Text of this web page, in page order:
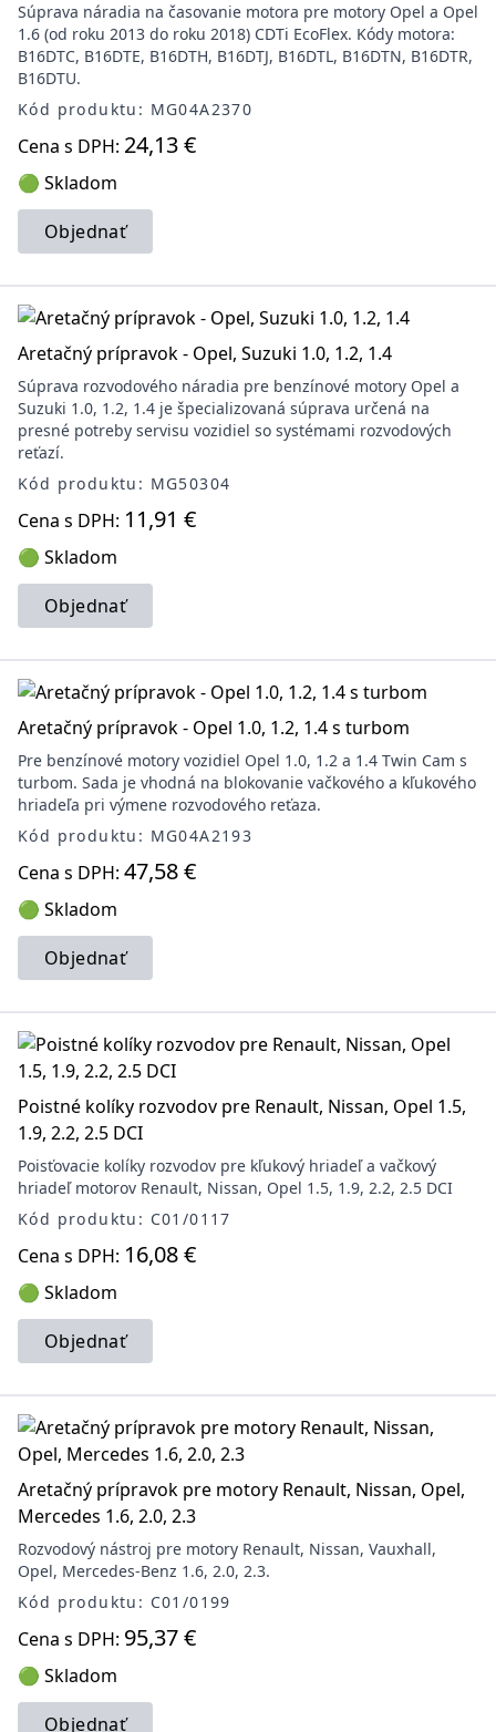
Súprava náradia na časovanie motora pre motory Opel a Opel
1.6 (od roku 2013 do roku 2018) CDTi EcoFlex. Kódy motora:
B16DTC, B16DTE, B16DTH, B16DTJ, B16DTL, B16DTN, B16DTR,
B16DTU.
Kód produktu: MG04A2370
Cena s DPH: 24,13 €
🟢 Skladom
Objednať
Aretačný prípravok - Opel, Suzuki 1.0, 1.2, 1.4
Súprava rozvodového náradia pre benzínové motory Opel a
Suzuki 1.0, 1.2, 1.4 je špecializovaná súprava určená na
presné potreby servisu vozidiel so systémami rozvodových
reťazí.
Kód produktu: MG50304
Cena s DPH: 11,91 €
🟢 Skladom
Objednať
Aretačný prípravok - Opel 1.0, 1.2, 1.4 s turbom
Pre benzínové motory vozidiel Opel 1.0, 1.2 a 1.4 Twin Cam s
turbom. Sada je vhodná na blokovanie vačkového a kľukového
hriadeľa pri výmene rozvodového reťaza.
Kód produktu: MG04A2193
Cena s DPH: 47,58 €
🟢 Skladom
Objednať
Poistné kolíky rozvodov pre Renault, Nissan, Opel 1.5,
1.9, 2.2, 2.5 DCI
Poisťovacie kolíky rozvodov pre kľukový hriadeľ a vačkový
hriadeľ motorov Renault, Nissan, Opel 1.5, 1.9, 2.2, 2.5 DCI
Kód produktu: C01/0117
Cena s DPH: 16,08 €
🟢 Skladom
Objednať
Aretačný prípravok pre motory Renault, Nissan, Opel,
Mercedes 1.6, 2.0, 2.3
Rozvodový nástroj pre motory Renault, Nissan, Vauxhall,
Opel, Mercedes-Benz 1.6, 2.0, 2.3.
Kód produktu: C01/0199
Cena s DPH: 95,37 €
🟢 Skladom
Objednať